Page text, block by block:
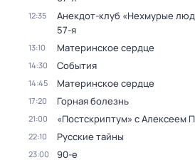
12:35
Анекдот-клуб «Нехмурые
57-я
13:10 Материнское сердце
14:30 События
14:45 Материнское сердце
17:20 Горная болезнь
21:00 «Постскриптум» с Алексеем
22:10 Русские тайны
23:00 90-е